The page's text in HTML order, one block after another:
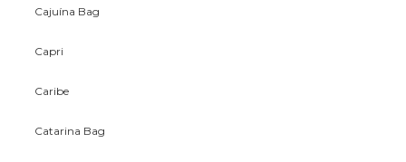
Cajuína Bag
Capri
Caribe
Catarina Bag